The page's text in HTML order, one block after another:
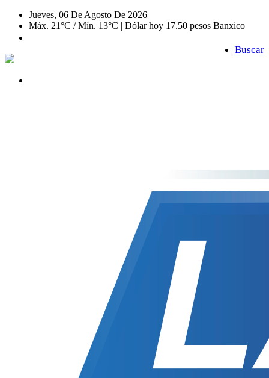
Jueves, 06 De Agosto De 2026
Máx. 21°C / Mín. 13°C | Dólar hoy 17.50 pesos Banxico
Buscar